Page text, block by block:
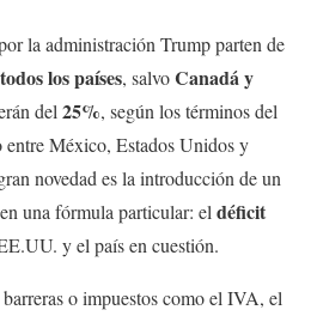
la administración Trump parten de
los países, salvoCanadá y
del 25%, según los términos del
México, Estados Unidos y
novedad es la introducción de un
una fórmula particular: el déficit
y el país en cuestión.
o impuestos como el IVA, el